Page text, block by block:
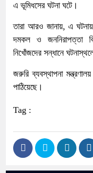
এ ভূমিধসের ঘটনা ঘটে।
তারা আরও জানায়, এ
দমকল ও জননিরাপত্তা
নিখোঁজদের সন্ধানে
জরুরি ব্যবস্থাপনা
পাঠিয়েছে।
Tag :